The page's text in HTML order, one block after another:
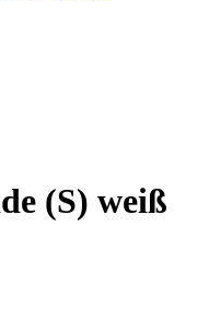
(S) weiß